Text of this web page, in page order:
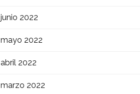
junio 2022
mayo 2022
abril 2022
marzo 2022